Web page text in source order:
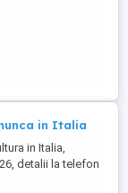
in Italia
in Italia,
detalii la telefon